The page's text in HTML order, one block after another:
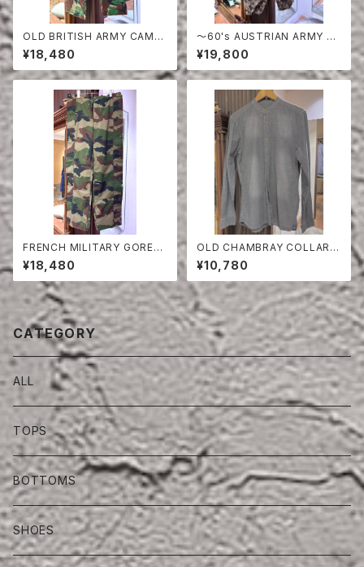
OLD BRITISH ARMY CAMO
UFLAGE TROUSERS
¥18,480
〜60's AUSTRIAN ARMY PE
A DOT CAMO FIERD PANT
S
¥19,800
FRENCH MILITARY GORET
EX PANTS
¥18,480
OLD CHAMBRAY COLLARE
SS SHIRT
¥10,780
CATEGORY
ALL
TOPS
BOTTOMS
SHOES